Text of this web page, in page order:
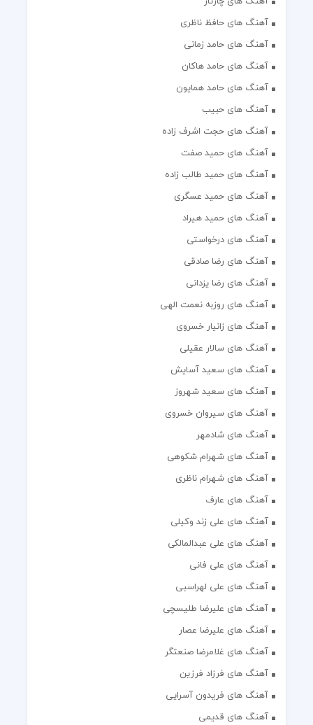
آهنگ های حافظ ناظری
آهنگ های حامد زمانی
آهنگ های حامد هاکان
آهنگ های حامد همایون
آهنگ های حبیب
آهنگ های حجت اشرف زاده
آهنگ های حمید صفت
آهنگ های حمید طالب زاده
آهنگ های حمید عسگری
آهنگ های حمید هیراد
آهنگ های درخواستی
آهنگ های رضا صادقی
آهنگ های رضا یزدانی
آهنگ های روزبه نعمت الهی
آهنگ های زانیار خسروی
آهنگ های سالار عقیلی
آهنگ های سعید آسایش
آهنگ های سعید شهروز
آهنگ های سیروان خسروی
آهنگ های شادمهر
آهنگ های شهرام شکوهی
آهنگ های شهرام ناظری
آهنگ های عارف
آهنگ های علی زند وکیلی
آهنگ های علی عبدالمالکی
آهنگ های علی فانی
آهنگ های علی لهراسبی
آهنگ های علیرضا طلیسچی
آهنگ های علیرضا عصار
آهنگ های غلامرضا صنعتگر
آهنگ های فرزاد فرزین
آهنگ های فریدون آسرایی
آهنگ های قدیمی